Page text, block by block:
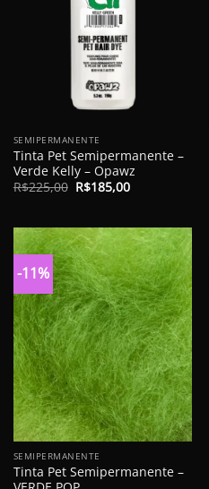
SEMIPERMANENTE
Tinta Pet Semipermanente –
Verde Kelly – Opawz
R$225,00 O
R$225,00.
R$185,00O
R$185,00.
-11%
SEMIPERMANENTE
Tinta Pet Semipermanente –